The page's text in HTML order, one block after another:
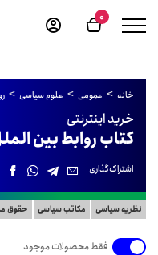
0
خانه عمومی علوم سیاسی
خرید اینترنتی
کتاب روابط بین
اشتراک‌گذاری
نظریه سیاسی مکاتب سیاسی حقوق
فقط محصولات موجود